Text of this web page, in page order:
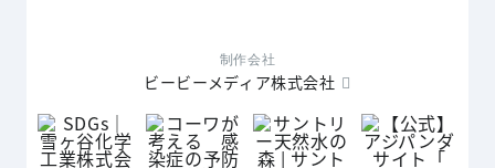
制作会社
ビービーメディア株式会社